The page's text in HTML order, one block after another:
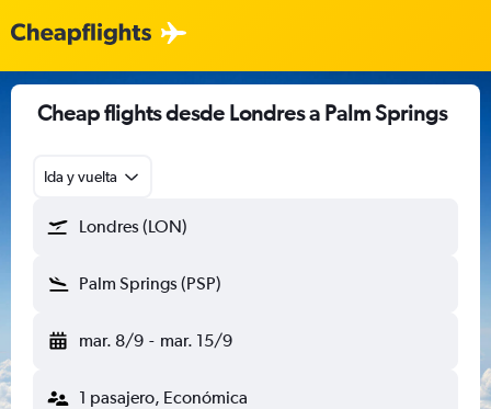
Cheap flights desde Londres a Palm Springs
Ida y vuelta
Londres (LON)
Palm Springs (PSP)
mar. 8/9 - mar. 15/9
1 pasajero, Económica